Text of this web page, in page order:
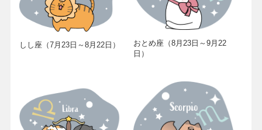
しし座（7月23日～8月22日）
おとめ座（8月23日～9月22
日）